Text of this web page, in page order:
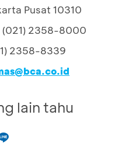
Pusat 10310
(021) 2358-8000
2358-8339
lain tahu